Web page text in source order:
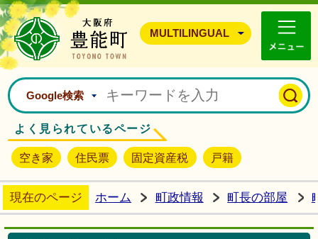
豊能町ホームページ
MULTILINGUAL
Google検索
よく見られているページ
空き家 住民票 固定資産税 戸籍
現在のページ ホーム 町政情報 町長の部屋